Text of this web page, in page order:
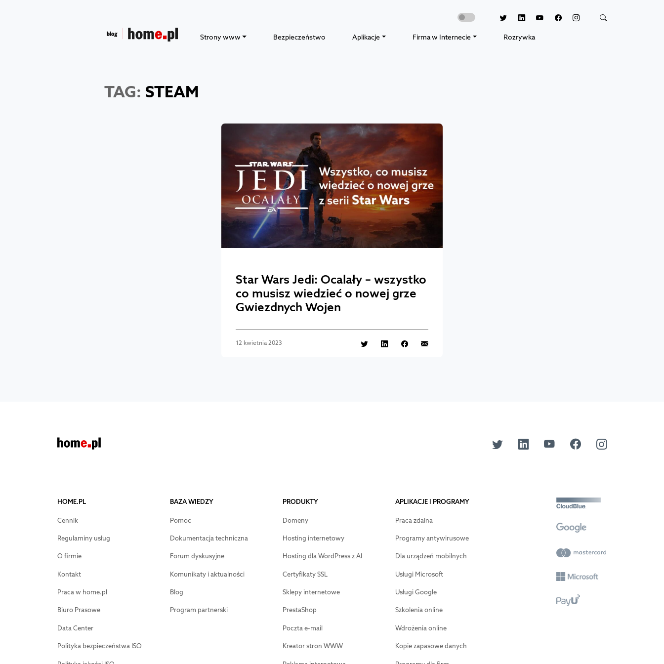
Strony www Bezpieczeństwo Aplikacje Firma w Internecie Rozrywka
TAG: STEAM
Star Wars Jedi: Ocalały – wszystko
co musisz wiedzieć o nowej grze
Gwiezdnych Wojen
12 kwietnia 2023
HOME.PL
Cennik
Regulaminy usług
O firmie
Kontakt
Praca w home.pl
Biuro Prasowe
Data Center
Polityka bezpieczeństwa ISO
BAZA WIEDZY
Pomoc
Dokumentacja techniczna
Forum dyskusyjne
Komunikaty i aktualności
Blog
Program partnerski
PRODUKTY
Domeny
Hosting internetowy
Hosting dla WordPress z AI
Certyfikaty SSL
Sklepy internetowe
PrestaShop
Poczta e-mail
Kreator stron WWW
APLIKACJE I PROGRAMY
Praca zdalna
Programy antywirusowe
Dla urządzeń mobilnych
Usługi Microsoft
Usługi Google
Szkolenia online
Wdrożenia online
Kopie zapasowe danych